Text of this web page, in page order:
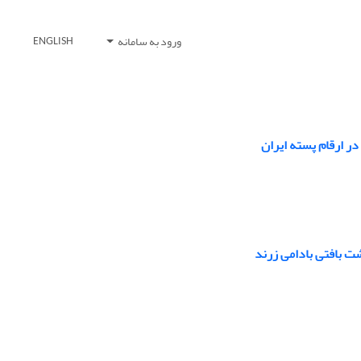
ورود به سامانه ENGLISH
بافتی بادامی زرند